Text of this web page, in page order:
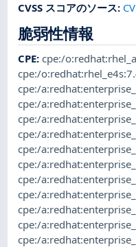
CVSS スコアのソース:
脆弱性情報
CPE:cpe:/
cpe:/
cpe:/
cpe:/
cpe:/
cpe:/
cpe:/
cpe:/
cpe:/
cpe:/
cpe:/
cpe:/
cpe:/